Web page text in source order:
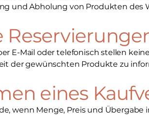
und Abholung von Produkten des
E-Mail oder telefonisch stellen
der gewünschten Produkte zu
eines
wenn Menge, Preis und